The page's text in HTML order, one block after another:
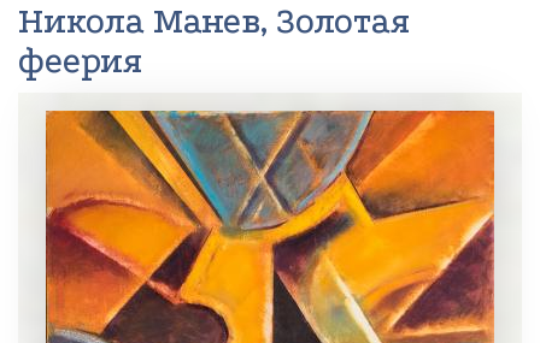
Никола Манев, Золотая
феерия